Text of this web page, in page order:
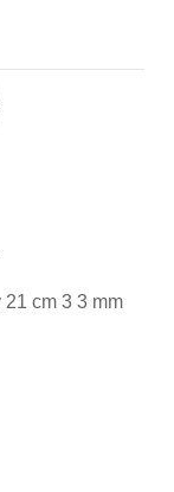
cm 3 3 mm